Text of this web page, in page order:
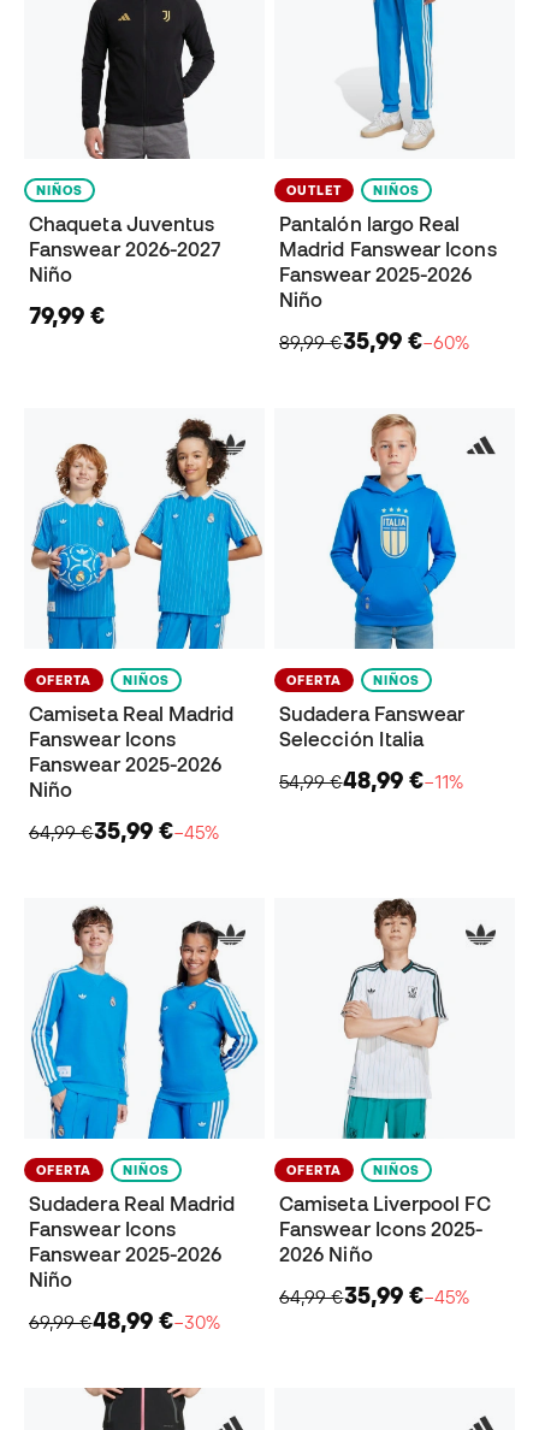
NIÑOS
Chaqueta Juventus
Fanswear 2026-2027
Niño
79,99 €
OUTLET NIÑOS
Pantalón largo Real
Madrid Fanswear Icons
Fanswear 2025-2026
Niño
89,99 €35,99 €−60%
OFERTA NIÑOS
Camiseta Real Madrid
Fanswear Icons
Fanswear 2025-2026
Niño
64,99 €35,99 €−45%
OFERTA NIÑOS
Sudadera Fanswear
Selección Italia
54,99 €48,99 €−11%
OFERTA NIÑOS
Sudadera Real Madrid
Fanswear Icons
Fanswear 2025-2026
Niño
69,99 €48,99 €−30%
OFERTA NIÑOS
Camiseta Liverpool FC
Fanswear Icons 2025-
2026 Niño
64,99 €35,99 €−45%